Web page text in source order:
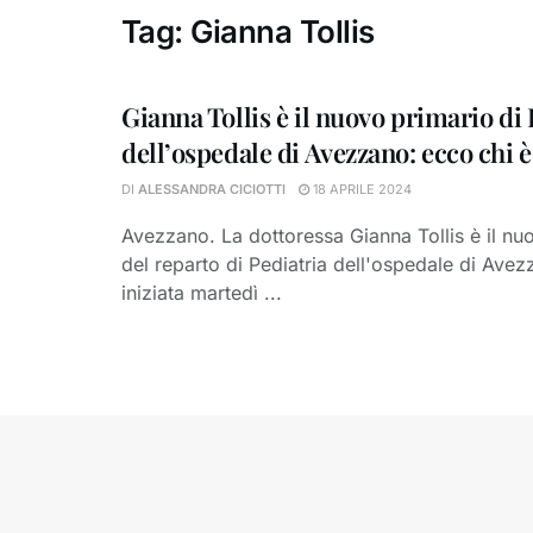
Tag: Gianna Tollis
Gianna Tollis è il nuovo primario di
dell’ospedale di Avezzano: ecco chi è
DI ALESSANDRA CICIOTTI 18 APRILE 2024
Avezzano. La dottoressa Gianna Tollis è il
del reparto di Pediatria dell'ospedale di
iniziata martedì ...